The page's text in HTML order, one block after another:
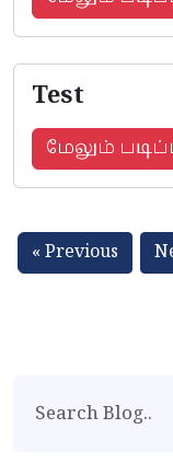
Test
மேலும்
« Previous